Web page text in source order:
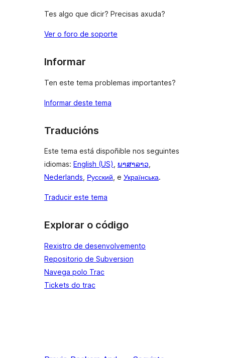
Tes algo que dicir? Precisas axuda?
Ver o foro de soporte
Informar
Ten este tema problemas importantes?
Informar deste tema
Traducións
Este tema está dispoñible nos seguintes
idiomas: English (US), ພາສາລາວ,
Nederlands, Русский, e Українська.
Traducir este tema
Explorar o código
Rexistro de desenvolvemento
Repositorio de Subversion
Navega polo Trac
Tickets do trac